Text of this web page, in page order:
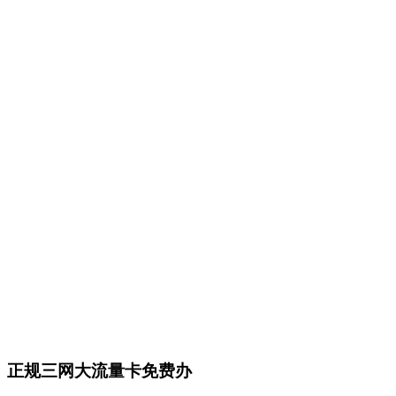
正规三网大流量卡免费办